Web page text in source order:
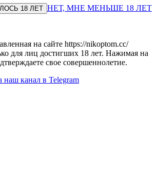
18 ЛЕТ НЕТ, МНЕ МЕНЬШЕ 18 ЛЕТ
на сайте https://nikoptom.cc/
для лиц достигших 18 лет. Нажимая на
свое совершеннолетие.
наш канал в Telegram